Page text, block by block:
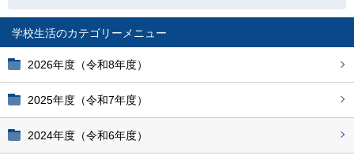
学校生活
2026年度（令和8年度）
2025年度（令和7年度）
2024年度（令和6年度）